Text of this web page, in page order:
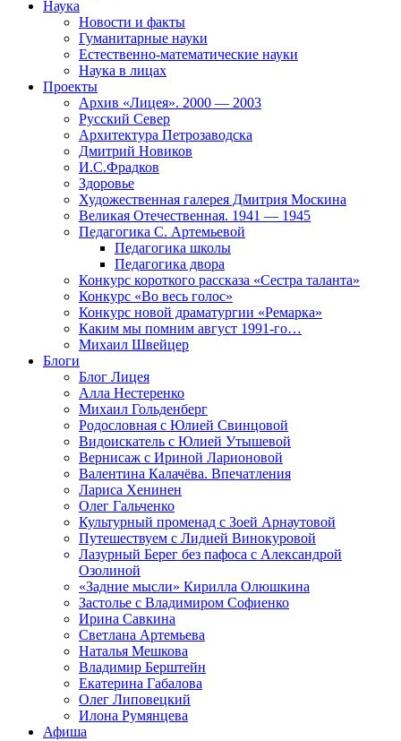
Наука
Новости и факты
Гуманитарные науки
Естественно-математические науки
Наука в лицах
Проекты
Архив «Лицея». 2000 — 2003
Русский Север
Архитектура Петрозаводска
Дмитрий Новиков
И.С.Фрадков
Здоровье
Художественная галерея Дмитрия Москина
Великая Отечественная. 1941 — 1945
Педагогика С. Артемьевой
Педагогика школы
Педагогика двора
Конкурс короткого рассказа «Сестра таланта»
Конкурс «Во весь голос»
Конкурс новой драматургии «Ремарка»
Каким мы помним август 1991-го…
Михаил Швейцер
Блоги
Блог Лицея
Алла Нестеренко
Михаил Гольденберг
Родословная с Юлией Свинцовой
Видоискатель с Юлией Утышевой
Вернисаж с Ириной Ларионовой
Валентина Калачёва. Впечатления
Лариса Хенинен
Олег Гальченко
Культурный променад с Зоей Арнаутовой
Путешествуем с Лидией Винокуровой
Лазурный Берег без пафоса с Александрой
Озолиной
«Задние мысли» Кирилла Олюшкина
Застолье с Владимиром Софиенко
Ирина Савкина
Светлана Артемьева
Наталья Мешкова
Владимир Берштейн
Екатерина Габалова
Олег Липовецкий
Илона Румянцева
Афиша